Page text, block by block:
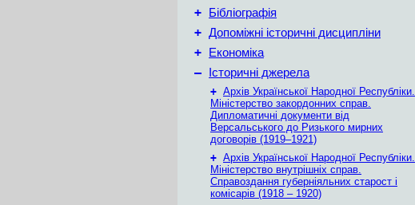
+ Бібліографія
+ Допоміжні історичні дисципліни
+ Економіка
– Історичні джерела
+ Архів Української Народної Республіки.
Міністерство закордонних справ.
Дипломатичні документи від
Версальського до Ризького мирних
договорів (1919–1921)
+ Архів Української Народної Республіки.
Міністерство внутрішніх справ.
Справоздання губерніяльних старост і
комісарів (1918 – 1920)